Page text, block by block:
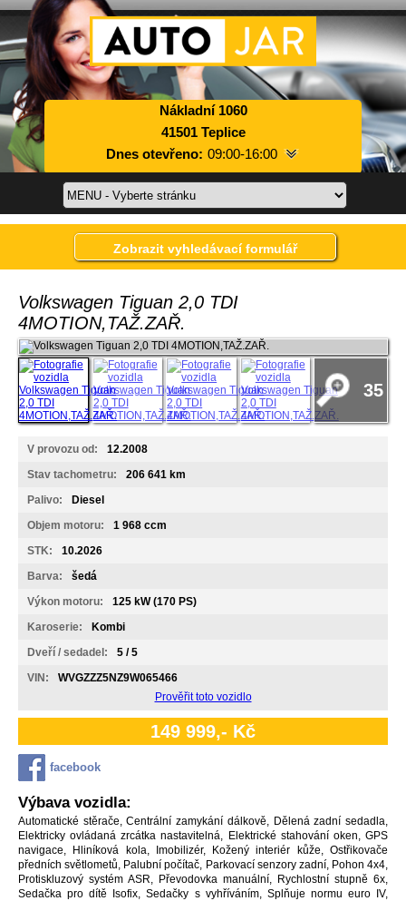
Nákladní 1060
41501 Teplice
Dnes otevřeno: 09:00-16:00
Pondělí:
09:00-17:00
Úterý:
09:00-17:00
Středa:
09:00-17:00
Čtvrtek:
09:00-17:00
Pátek:
09:00-17:00
Sobota:
09:00-16:00
Neděle:
zavřeno
Zobrazit vyhledávací formulář
Volkswagen Tiguan 2,0 TDI
4MOTION,TAŽ.ZAŘ.
35
V provozu od:
12.2008
Stav tachometru:
206 641 km
Palivo:
Diesel
Objem motoru:
1 968 ccm
STK:
10.2026
Barva:
šedá
Výkon motoru:
125 kW (170 PS)
Karoserie:
Kombi
Dveří / sedadel:
5 / 5
VIN:
WVGZZZ5NZ9W065466
Prověřit toto vozidlo
149 999,- Kč
facebook
Výbava vozidla:
Automatické stěrače, Centrální zamykání dálkově, Dělená zadní sedadla,
Elektricky ovládaná zrcátka nastavitelná, Elektrické stahování oken, GPS
navigace, Hliníková kola, Imobilizér, Kožený interiér kůže, Ostřikovače
předních světlometů, Palubní počítač, Parkovací senzory zadní, Pohon 4x4,
Protiskluzový systém ASR, Převodovka manuální, Rychlostní stupně 6x,
Sedačka pro dítě Isofix, Sedačky s vyhříváním, Splňuje normu euro IV,